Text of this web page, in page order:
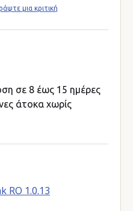
μια κριτική
σε 8 έως 15 ημέρες
άτοκα χωρίς